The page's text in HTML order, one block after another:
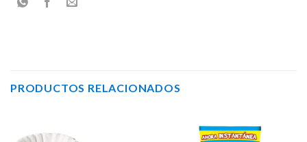
PRODUCTOS RELACIONADOS